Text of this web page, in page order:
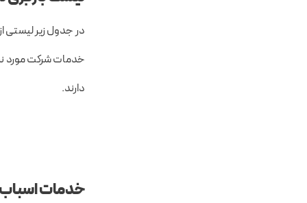
در جدول زیر لیستی از
خدمات شرکت مورد
دارند.
خدمات اسباب